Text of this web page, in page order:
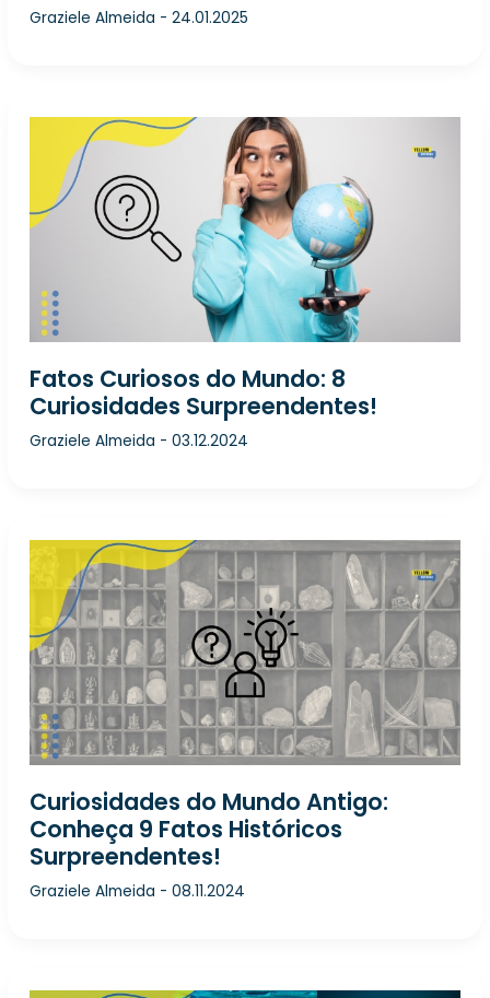
Graziele Almeida -24.01.2025
Fatos Curiosos do Mundo: 8
Curiosidades Surpreendentes!
Graziele Almeida -03.12.2024
Curiosidades do Mundo Antigo:
Conheça 9 Fatos Históricos
Surpreendentes!
Graziele Almeida -08.11.2024